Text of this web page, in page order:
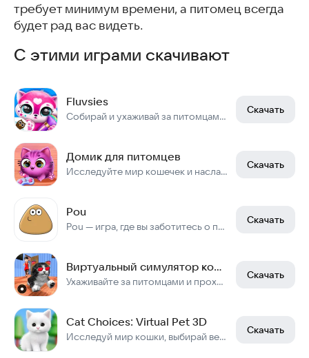
требует минимум времени, а питомец всегда
будет рад вас видеть.
С этими играми скачивают
Fluvsies
Собирай и ухаживай за питомцами, наряжай их и играй
Скачать
Домик для питомцев
Исследуйте мир кошечек и наслаждайтесь времяпрепровождением с вашим питомцем!
Скачать
Pou
Pou — игра, где вы заботитесь о питомце.
Скачать
Виртуальный симулятор кошки
Ухаживайте за питомцами и проходите испытания.
Скачать
Cat Choices: Virtual Pet 3D
Исследуй мир кошки, выбирай верно!
Скачать